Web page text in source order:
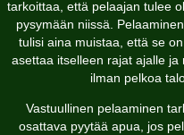
tarkoittaa, että pelaajan tulee
pysymään niissä.
tulisi aina muistaa, että se
asettaa itselleen rajat ajalle
ilman pelkoa
Vastuullinen pelaaminen
osattava pyytää apua, jos